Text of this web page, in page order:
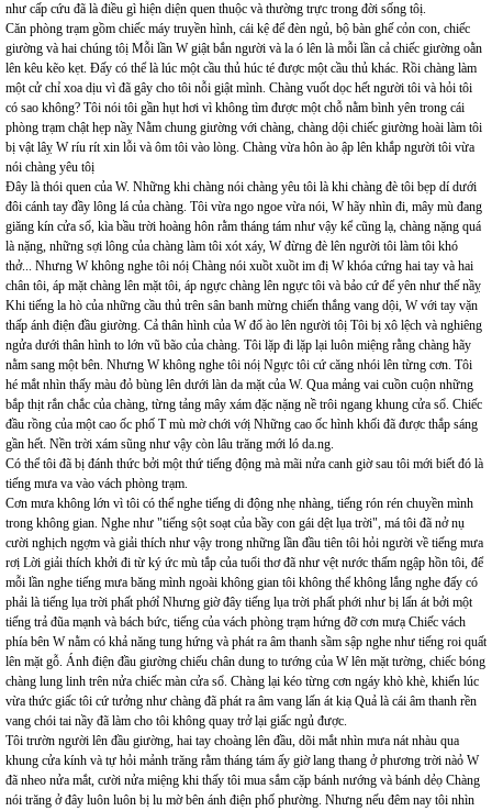
như cấp cứu đã là điều gì hiện diện quen thuộc và thường trực trong đời sống tôị.
Căn phòng trạm gồm chiếc máy truyền hình, cái kệ để đèn ngủ, bộ bàn ghế cỏn con, chiếc
giường và hai chúng tôị Mỗi lần W giật bắn người và la ó lên là mỗi lần cả chiếc giường oằn
lên kêu kẽo kẹt. Đấy có thể là lúc một cầu thủ húc té được một cầu thủ khác. Rồi chàng làm
một cử chỉ xoa dịu vì đã gây cho tôi nỗi giật mình. Chàng vuốt dọc hết người tôi và hỏi tôi
có sao không? Tôi nói tôi gần hụt hơi vì không tìm được một chỗ nằm bình yên trong cái
phòng trạm chật hẹp nầỵ Nằm chung giường với chàng, chàng dội chiếc giường hoài làm tôi
bị vật lâỵ W ríu rít xin lỗi và ôm tôi vào lòng. Chàng vừa hôn ào ập lên khắp người tôi vừa
nói chàng yêu tôị
Đây là thói quen của W. Những khi chàng nói chàng yêu tôi là khi chàng đè tôi bẹp dí dưới
đôi cánh tay đầy lông lá của chàng. Tôi vừa ngo ngoe vừa nói, W hãy nhìn đi, mây mù đang
giăng kín cửa sổ, kìa bầu trời hoàng hôn rằm tháng tám như vậy kể cũng lạ, chàng nặng quá
là nặng, những sợi lông của chàng làm tôi xót xáy, W đừng đè lên người tôi làm tôi khó
thở... Nhưng W không nghe tôi nóị Chàng nói xuồt xuồt im đị W khóa cứng hai tay và hai
chân tôi, áp mặt chàng lên mặt tôi, áp ngực chàng lên ngực tôi và bảo cứ để yên như thế nầỵ
Khi tiếng la hò của những cầu thủ trên sân banh mừng chiến thắng vang dội, W với tay vặn
thấp ánh điện đầu giường. Cả thân hình của W đổ ào lên người tôị Tôi bị xô lệch và nghiêng
ngửa dưới thân hình to lớn vũ bão của chàng. Tôi lặp đi lặp lại luôn miệng rằng chàng hãy
nằm sang một bên. Nhưng W không nghe tôi nóị Ngực tôi cứ căng nhói lên từng cơn. Tôi
hé mắt nhìn thấy màu đỏ bùng lên dưới làn da mặt của W. Qua mảng vai cuồn cuộn những
bắp thịt rắn chắc của chàng, từng tảng mây xám đặc nặng nề trôi ngang khung cửa sổ. Chiếc
đầu rồng của một cao ốc phố T mù mờ chới vớị Những cao ốc hình khối đã được thắp sáng
gần hết. Nền trời xám sũng như vậy còn lâu trăng mới ló da.ng.
Có thể tôi đã bị đánh thức bởi một thứ tiếng động mà mãi nửa canh giờ sau tôi mới biết đó là
tiếng mưa va vào vách phòng trạm.
Cơn mưa không lớn vì tôi có thể nghe tiếng di động nhẹ nhàng, tiếng rón rén chuyền mình
trong không gian. Nghe như "tiếng sột soạt của bầy con gái dệt lụa trời", má tôi đã nở nụ
cười nghịch ngợm và giải thích như vậy trong những lần đầu tiên tôi hỏi người về tiếng mưa
rơị Lời giải thích khởi đi từ ký ức mù tắp của tuổi thơ đã như vệt nước thấm ngập hồn tôi, để
mỗi lần nghe tiếng mưa băng mình ngoài không gian tôi không thể không lắng nghe đấy có
phải là tiếng lụa trời phất phớỉ Nhưng giờ đây tiếng lụa trời phất phới như bị lấn át bởi một
tiếng trả đũa mạnh và bách bức, tiếng của vách phòng trạm hứng đỡ cơn mưạ Chiếc vách
phía bên W nằm có khả năng tung hứng và phát ra âm thanh sầm sập nghe như tiếng roi quất
lên mặt gỗ. Ánh điện đầu giường chiếu chân dung to tướng của W lên mặt tường, chiếc bóng
chàng lung linh trên nửa chiếc màn cửa sổ. Chàng lại kéo từng cơn ngáy khò khè, khiến lúc
vừa thức giấc tôi cứ tưởng như chàng đã phát ra âm vang lấn át kiạ Quả là cái âm thanh rền
vang chói tai nầy đã làm cho tôi không quay trở lại giấc ngủ được.
Tôi trườn người lên đầu giường, hai tay choàng lên đầu, dõi mắt nhìn mưa nát nhàu qua
khung cửa kính và tự hỏi mảnh trăng rằm tháng tám ấy giờ lang thang ở phương trời nàỏ W
đã nheo nửa mắt, cười nửa miệng khi thấy tôi mua sắm cặp bánh nướng và bánh dẻọ Chàng
nói trăng ở đây luôn luôn bị lu mờ bên ánh điện phố phường. Nhưng nếu đêm nay tôi nhìn